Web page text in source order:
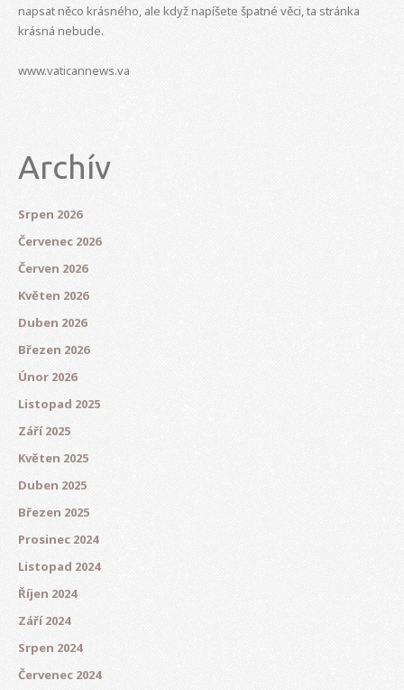
napsat něco krásného, ale když napíšete špatné věci, ta stránka
krásná nebude.
www.vaticannews.va
Archív
Srpen 2026
Červenec 2026
Červen 2026
Květen 2026
Duben 2026
Březen 2026
Únor 2026
Listopad 2025
Září 2025
Květen 2025
Duben 2025
Březen 2025
Prosinec 2024
Listopad 2024
Říjen 2024
Září 2024
Srpen 2024
Červenec 2024